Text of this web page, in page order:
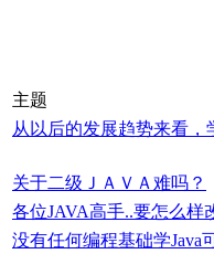
主题
从以后的发展趋势来看，
关于二级ＪＡＶＡ难吗？
各位JAVA高手..要怎么样
没有任何编程基础学Java